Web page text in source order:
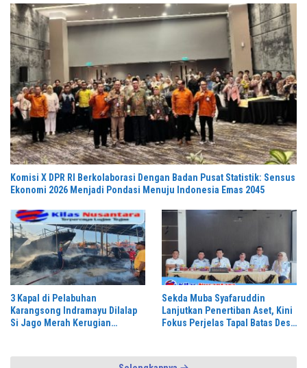
Komisi X DPR RI Berkolaborasi Dengan Badan Pusat Statistik: Sensus
Ekonomi 2026 Menjadi Pondasi Menuju Indonesia Emas 2045
3 Kapal di Pelabuhan
Karangsong Indramayu Dilalap
Si Jago Merah Kerugian
Padamkan Api
Sekda Muba Syafaruddin
Lanjutkan Penertiban Aset, Kini
Fokus Perjelas Tapal Batas Desa